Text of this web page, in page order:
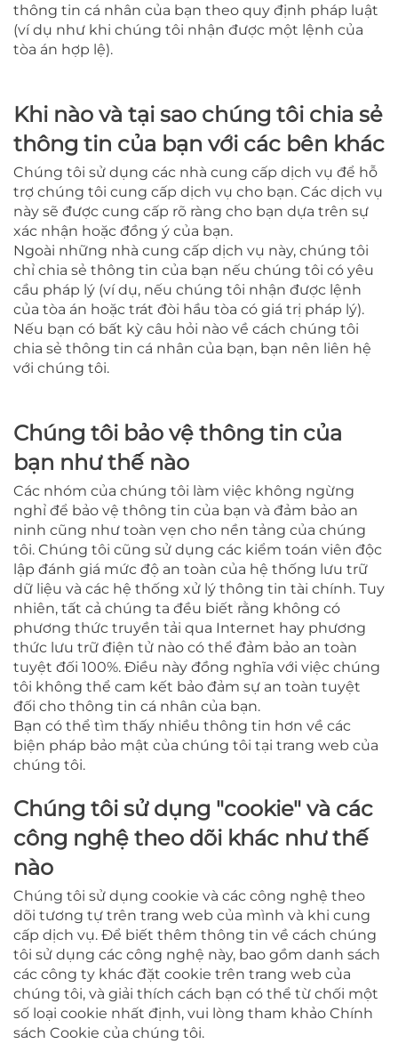
thông tin cá nhân của bạn theo quy định pháp luật
(ví dụ như khi chúng tôi nhận được một lệnh của
tòa án hợp lệ).
Khi nào và tại sao chúng tôi chia sẻ
thông tin của bạn với các bên khác
Chúng tôi sử dụng các nhà cung cấp dịch vụ để hỗ
trợ chúng tôi cung cấp dịch vụ cho bạn. Các dịch vụ
này sẽ được cung cấp rõ ràng cho bạn dựa trên sự
xác nhận hoặc đồng ý của bạn.
Ngoài những nhà cung cấp dịch vụ này, chúng tôi
chỉ chia sẻ thông tin của bạn nếu chúng tôi có yêu
cầu pháp lý (ví dụ, nếu chúng tôi nhận được lệnh
của tòa án hoặc trát đòi hầu tòa có giá trị pháp lý).
Nếu bạn có bất kỳ câu hỏi nào về cách chúng tôi
chia sẻ thông tin cá nhân của bạn, bạn nên liên hệ
với chúng tôi.
Chúng tôi bảo vệ thông tin của
bạn như thế nào
Các nhóm của chúng tôi làm việc không ngừng
nghỉ để bảo vệ thông tin của bạn và đảm bảo an
ninh cũng như toàn vẹn cho nền tảng của chúng
tôi. Chúng tôi cũng sử dụng các kiểm toán viên độc
lập đánh giá mức độ an toàn của hệ thống lưu trữ
dữ liệu và các hệ thống xử lý thông tin tài chính. Tuy
nhiên, tất cả chúng ta đều biết rằng không có
phương thức truyền tải qua Internet hay phương
thức lưu trữ điện tử nào có thể đảm bảo an toàn
tuyệt đối 100%. Điều này đồng nghĩa với việc chúng
tôi không thể cam kết bảo đảm sự an toàn tuyệt
đối cho thông tin cá nhân của bạn.
Bạn có thể tìm thấy nhiều thông tin hơn về các
biện pháp bảo mật của chúng tôi tại trang web của
chúng tôi.
Chúng tôi sử dụng "cookie" và các
công nghệ theo dõi khác như thế
nào
Chúng tôi sử dụng cookie và các công nghệ theo
dõi tương tự trên trang web của mình và khi cung
cấp dịch vụ. Để biết thêm thông tin về cách chúng
tôi sử dụng các công nghệ này, bao gồm danh sách
các công ty khác đặt cookie trên trang web của
chúng tôi, và giải thích cách bạn có thể từ chối một
số loại cookie nhất định, vui lòng tham khảo Chính
sách Cookie của chúng tôi.